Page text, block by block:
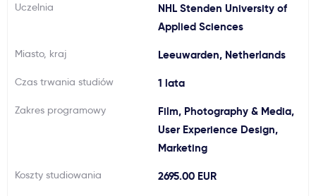
Jak aplikować?
Ważne
Aktualności
Uczelnia
NHL Stenden University of
Applied Sciences
Miasto, kraj Leeuwarden, Netherlands
Czas trwania studiów 1 lata
Zakres programowy
Film, Photography & Media,
User Experience Design,
Marketing
Koszty studiowania 2695.00 EUR